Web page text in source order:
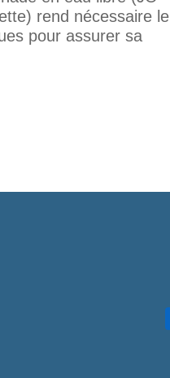
rend nécessaire le
pour assurer sa